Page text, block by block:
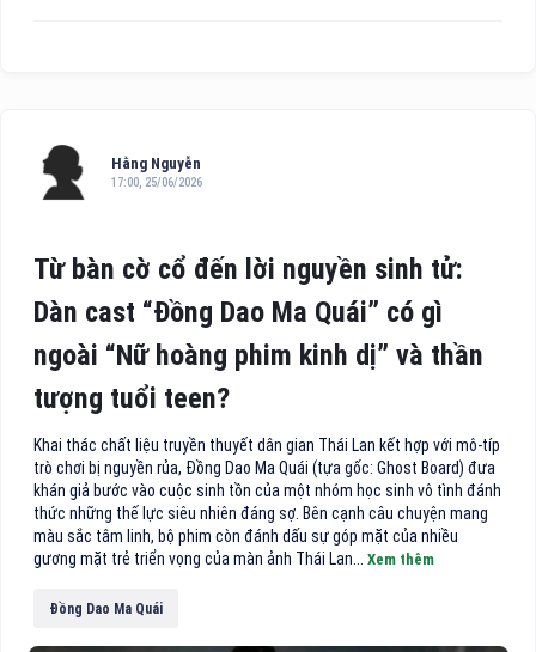
Hằng Nguyễn
17:00, 25/06/2026
Từ bàn cờ cổ đến lời nguyền sinh tử:
Dàn cast “Đồng Dao Ma Quái” có gì
ngoài “Nữ hoàng phim kinh dị” và thần
tượng tuổi teen?
Khai thác chất liệu truyền thuyết dân gian Thái Lan kết hợp với mô-típ
trò chơi bị nguyền rủa, Đồng Dao Ma Quái (tựa gốc: Ghost Board) đưa
khán giả bước vào cuộc sinh tồn của một nhóm học sinh vô tình đánh
thức những thế lực siêu nhiên đáng sợ. Bên cạnh câu chuyện mang
màu sắc tâm linh, bộ phim còn đánh dấu sự góp mặt của nhiều
gương mặt trẻ triển vọng của màn ảnh Thái Lan... Xem thêm
Đồng Dao Ma Quái